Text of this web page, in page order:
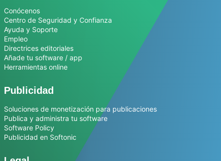
Conócenos
Centro de Seguridad y Confianza
Ayuda y Soporte
Empleo
Directrices editoriales
Añade tu software / app
Herramientas online
Publicidad
Soluciones de monetización para publicaciones
Publica y administra tu software
Software Policy
Publicidad en Softonic